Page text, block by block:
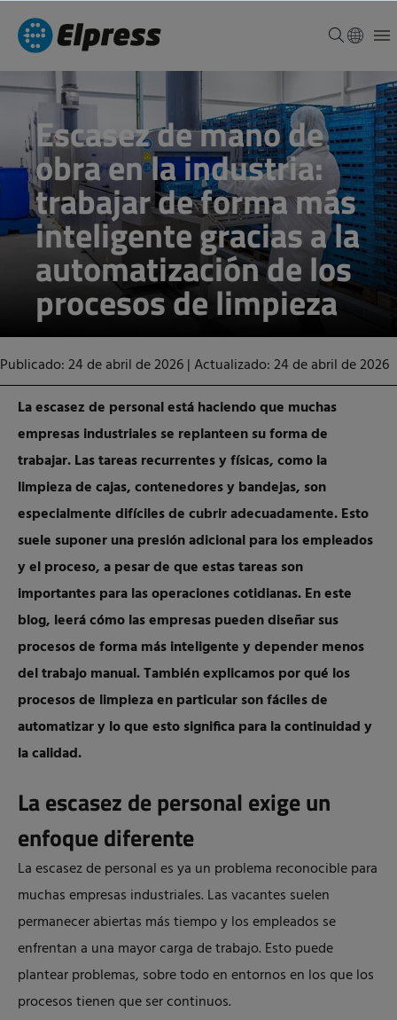
Escasez de mano de
obra en la industria:
trabajar de forma más
inteligente gracias a la
automatización de los
procesos de limpieza
Publicado: 24 de abril de 2026|Actualizado: 24 de abril de 2026
La escasez de personal está haciendo que muchas
empresas industriales se replanteen su forma de
trabajar. Las tareas recurrentes y físicas, como la
limpieza de cajas, contenedores y bandejas, son
especialmente difíciles de cubrir adecuadamente. Esto
suele suponer una presión adicional para los empleados
y el proceso, a pesar de que estas tareas son
importantes para las operaciones cotidianas. En este
blog, leerá cómo las empresas pueden diseñar sus
procesos de forma más inteligente y depender menos
del trabajo manual. También explicamos por qué los
procesos de limpieza en particular son fáciles de
automatizar y lo que esto significa para la continuidad y
la calidad.
La escasez de personal exige un
enfoque diferente
La escasez de personal es ya un problema reconocible para
muchas empresas industriales. Las vacantes suelen
permanecer abiertas más tiempo y los empleados se
enfrentan a una mayor carga de trabajo. Esto puede
plantear problemas, sobre todo en entornos en los que los
procesos tienen que ser continuos.